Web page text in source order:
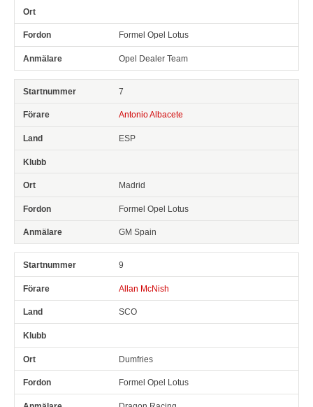
Formel Opel Lotus
Opel Dealer Team
7
Antonio Albacete
ESP
Madrid
Formel Opel Lotus
GM Spain
9
Allan McNish
SCO
Dumfries
Formel Opel Lotus